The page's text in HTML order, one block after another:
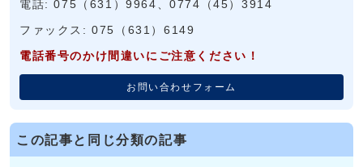
電話: 075（631）9964、0774（45）3914
ファックス: 075（631）6149
電話番号のかけ間違いにご注意ください！
お問い合わせフォーム
この記事と同じ分類の記事